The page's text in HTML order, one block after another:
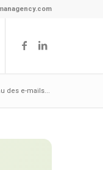
des e-mails...